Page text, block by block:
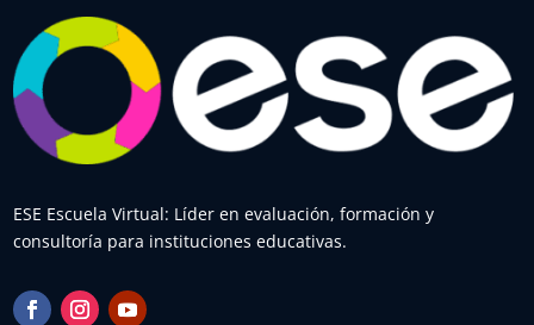
ESE Escuela Virtual: Líder en evaluación, formación y
consultoría para instituciones educativas.